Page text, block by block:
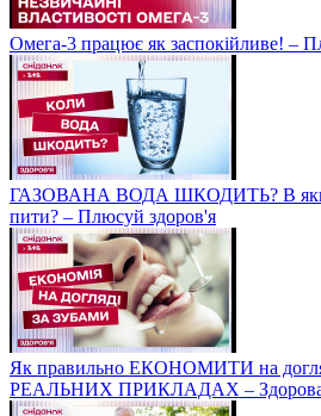
Омега-3 працює як заспокійливе! –
ГАЗОВАНА ВОДА ШКОДИТЬ? В який
пити? – Плюсуй здоров'я
Як правильно ЕКОНОМИТИ на
РЕАЛЬНИХ ПРИКЛАДАХ – Здорова